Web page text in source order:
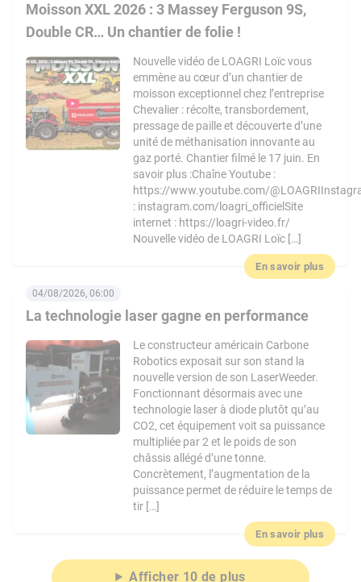
Moisson XXL 2026 : 3 Massey Ferguson 9S,
Double CR… Un chantier de folie !
Nouvelle vidéo de LOAGRI Loïc vous
emmène au cœur d’un chantier de
moisson exceptionnel chez l’entreprise
Chevalier : récolte, transbordement,
pressage de paille et découverte d’une
unité de méthanisation innovante au
gaz porté. Chantier filmé le 17 juin. En
savoir plus :Chaîne Youtube :
https://www.youtube.com/
: instagram.com/loagri_officielSite
internet : https://loagri-video.fr/
Nouvelle vidéo de LOAGRI Loïc […]
En savoir plus
La technologie laser gagne en performance
04/08/2026, 06:00
Le constructeur américain Carbone
Robotics exposait sur son stand la
nouvelle version de son LaserWeeder.
Fonctionnant désormais avec une
technologie laser à diode plutôt qu’au
CO2, cet équipement voit sa puissance
multipliée par 2 et le poids de son
châssis allégé d’une tonne.
Concrètement, l’augmentation de la
puissance permet de réduire le temps de
tir […]
En savoir plus
Afficher 10 de plus